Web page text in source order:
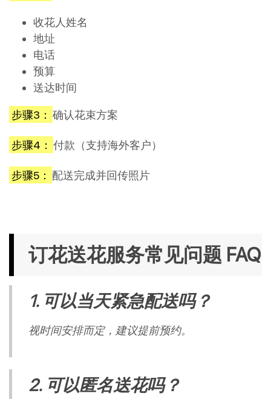
收花人姓名
地址
电话
预算
送达时间
步骤3： 确认花束方案
步骤4： 付款（支持海外客户）
步骤5： 配送完成并回传照片
订花送花服务常见问题 FAQ
1. 可以当天紧急配送吗？
视时间安排而定，建议提前预约。
2. 可以匿名送花吗？